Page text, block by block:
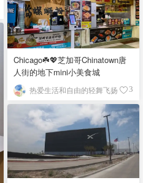
Chicago☘️💖芝加哥Chinatown唐
人街的地下mini小美食城
热爱生活和自由的轻舞飞扬 3